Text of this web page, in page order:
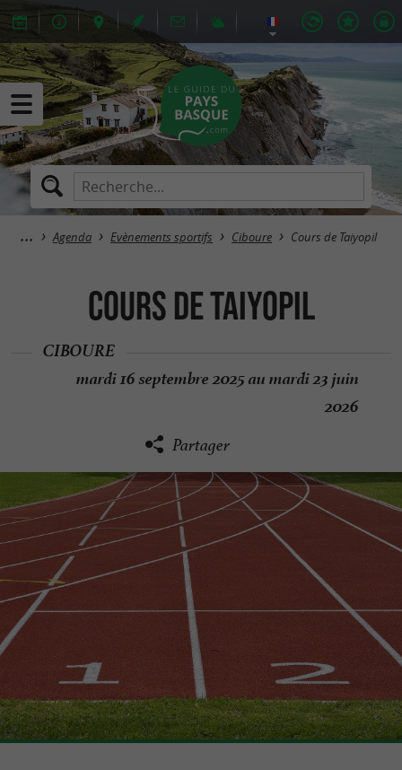
Agenda Evènements sportifs Ciboure Cours de Taiyopil
Cours de Taiyopil
CIBOURE
mardi 16 septembre 2025 au mardi 23 juin
2026
Partager